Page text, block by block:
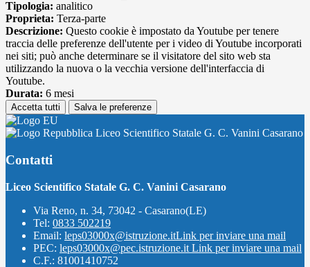
Tipologia: analitico
Proprieta: Terza-parte
Descrizione: Questo cookie è impostato da Youtube per tenere
traccia delle preferenze dell'utente per i video di Youtube incorporati
nei siti; può anche determinare se il visitatore del sito web sta
utilizzando la nuova o la vecchia versione dell'interfaccia di
Youtube.
Durata: 6 mesi
Accetta tutti Salva le preferenze
Liceo Scientifico Statale G. C. Vanini Casarano
Contatti
Liceo Scientifico Statale G. C. Vanini Casarano
Via Reno, n. 34, 73042 - Casarano(LE)
Tel: 0833 502219
Email: leps03000x@istruzione.itLink per inviare una mail
PEC: leps03000x@pec.istruzione.it Link per inviare una mail
C.F.: 81001410752